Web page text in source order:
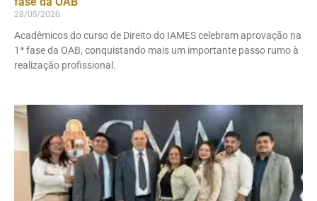
28/05/2026
Acadêmicos do curso de Direito do IAMES celebram aprovação na
1ª fase da OAB, conquistando mais um importante passo rumo à
realização profissional.